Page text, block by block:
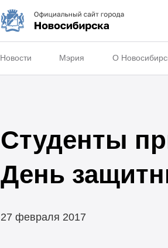
Новости Мэрия О
Студенты
День
27 февраля 2017